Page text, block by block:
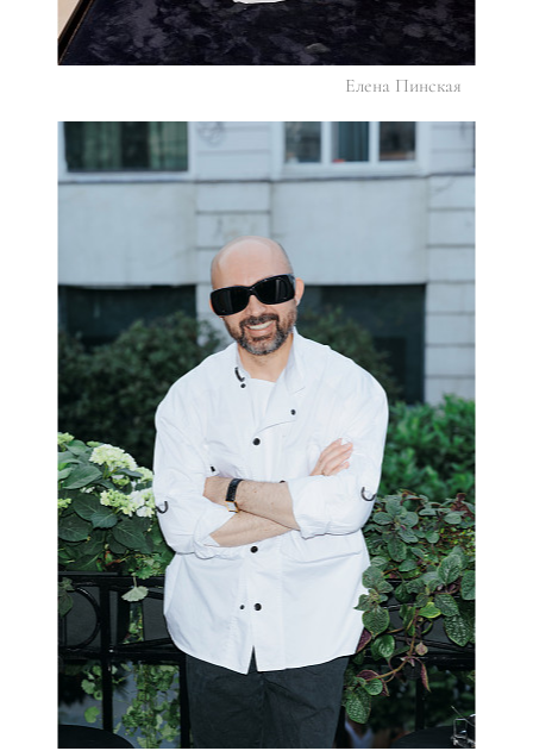
Елена Пинская